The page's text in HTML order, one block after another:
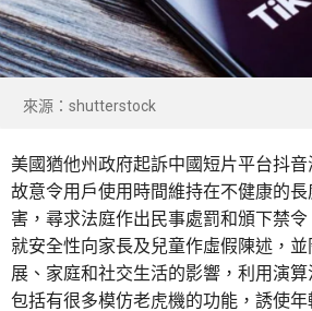
來源：shutterstock
美國猶他州政府起訴中國短片平台抖
故意令用戶使用時間維持在不健康的
害，尋求法庭作出民事處罰和頒下禁
就安全性向家長及兒童作虛假陳述，
展、家庭和社交生活的影響，利用演算
包括有很多模仿老虎機的功能，誘使